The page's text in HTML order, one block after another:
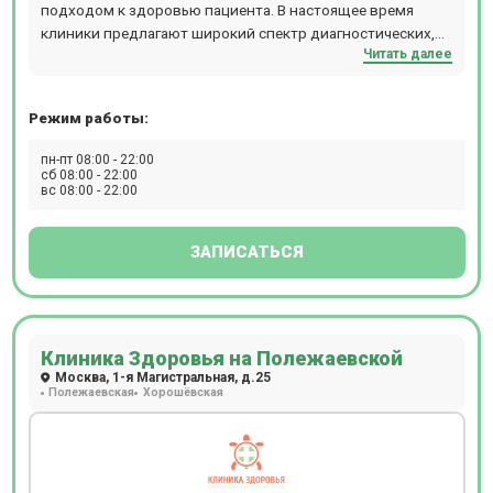
подходом к здоровью пациента. В настоящее время
клиники предлагают широкий спектр диагностических,
Читать далее
Режим работы:
пн-пт 08:00 - 22:00
сб 08:00 - 22:00
вс 08:00 - 22:00
ЗАПИСАТЬСЯ
Клиника Здоровья на Полежаевской
Москва, 1-я Магистральная, д.25
Полежаевская Хорошёвская